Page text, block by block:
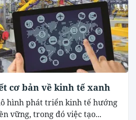
cơ bản về kinh tế xanh
hình phát triển kinh tế hướng
vững, trong đó việc tạo...